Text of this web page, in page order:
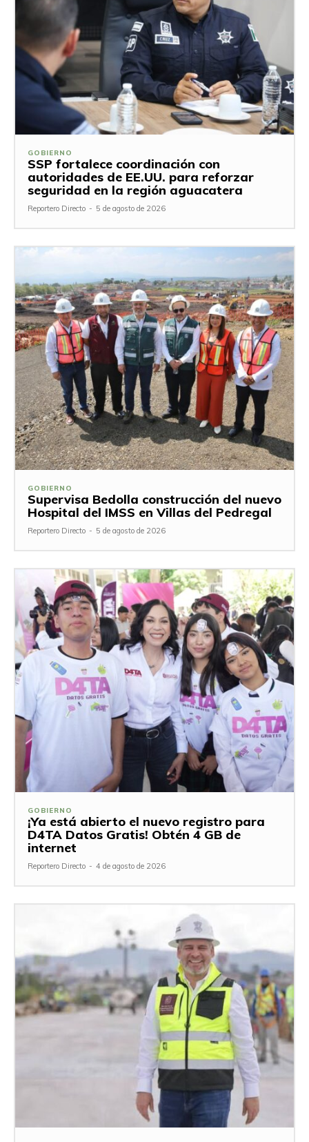
GOBIERNO
SSP fortalece coordinación con
autoridades de EE.UU. para reforzar
seguridad en la región aguacatera
Reportero Directo - 5 de agosto de 2026
GOBIERNO
Supervisa Bedolla construcción del nuevo
Hospital del IMSS en Villas del Pedregal
Reportero Directo - 5 de agosto de 2026
GOBIERNO
¡Ya está abierto el nuevo registro para
D4TA Datos Gratis! Obtén 4 GB de
internet
Reportero Directo - 4 de agosto de 2026